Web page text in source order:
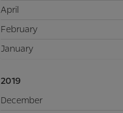
April
February
January
2019
December